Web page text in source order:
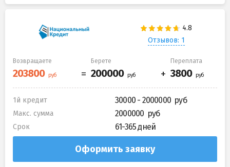
Отзывов: 1
Возвращаете Берете Переплата
1й кредит 30000 - 2000000
Макс. сумма 2000000
Срок 61-365 дней
Оформить заявку